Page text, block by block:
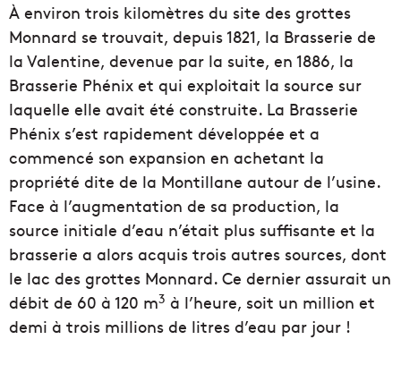
À environ trois kilomètres du site des grottes
Monnard se trouvait, depuis 1821, la Brasserie de
la Valentine, devenue par la suite, en 1886, la
Brasserie Phénix et qui exploitait la source sur
laquelle elle avait été construite. La Brasserie
Phénix s’est rapidement développée et a
commencé son expansion en achetant la
propriété dite de la Montillane autour de l’usine.
Face à l’augmentation de sa production, la
source initiale d’eau n’était plus suffisante et la
brasserie a alors acquis trois autres sources, dont
le lac des grottes Monnard. Ce dernier assurait un
débit de 60 à 120 m3 à l’heure, soit un million et
demi à trois millions de litres d’eau par jour !